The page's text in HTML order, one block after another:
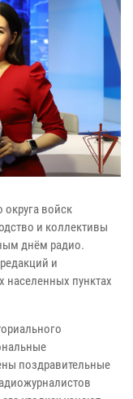
войск
и коллективы
днём радио.
и
населенных пунктах
поздравительные